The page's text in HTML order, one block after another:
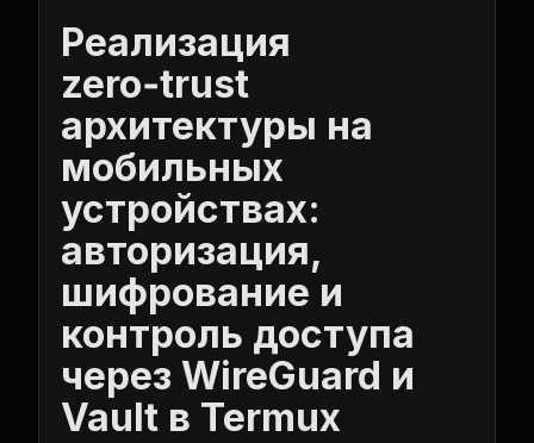
Реализация
zero‑trust
архитектуры на
мобильных
устройствах:
авторизация,
шифрование и
контроль доступа
через WireGuard и
Vault в Termux